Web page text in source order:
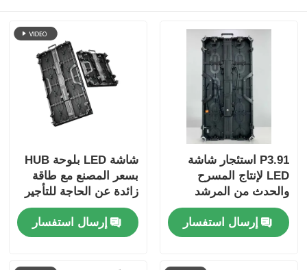
P3.91 استئجار شاشة
LED لإنتاج المسرح
والحدث من المرشد
المرئي
إرسال استفسار
شاشة LED بلوحة HUB
بسعر المصنع مع طاقة
زائدة عن الحاجة للتأجير
في المسارح والفعاليات
إرسال استفسار